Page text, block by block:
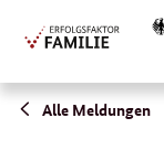
Direktlink:
Alle Meldungen